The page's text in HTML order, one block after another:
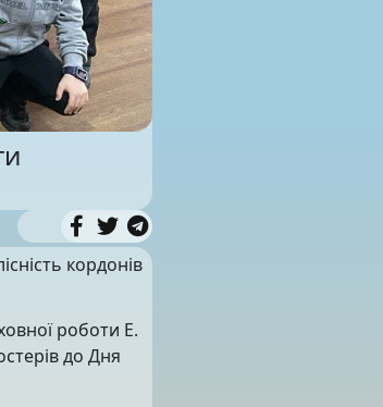
кордонів
роботи Е.
до Дня